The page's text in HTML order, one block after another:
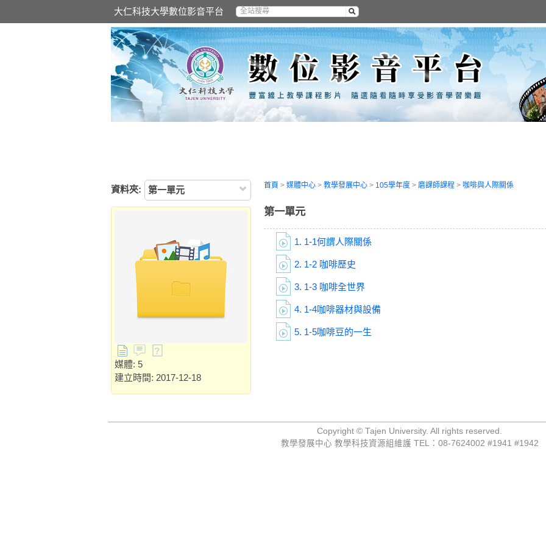
大仁科技大學數位影音平台
資料夾: 第一單元
媒體: 5
建立時間: 2017-12-18
首頁 > 媒體中心 > 教學發展中心 > 105學年度 > 磨課師課程 > 咖啡與人際關係
第一單元
1. 1-1何謂人際關係
2. 1-2 咖啡歷史
3. 1-3 咖啡全世界
4. 1-4咖啡器材與設備
5. 1-5咖啡豆的一生
Copyright © Tajen University. All rights reserved.
教學發展中心 教學科技資源組維護 TEL：08-7624002 #1941 #1942